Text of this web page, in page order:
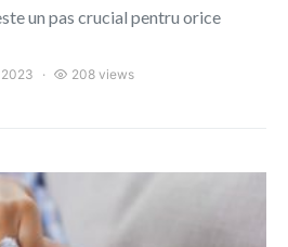
un pas crucial pentru orice
208 views